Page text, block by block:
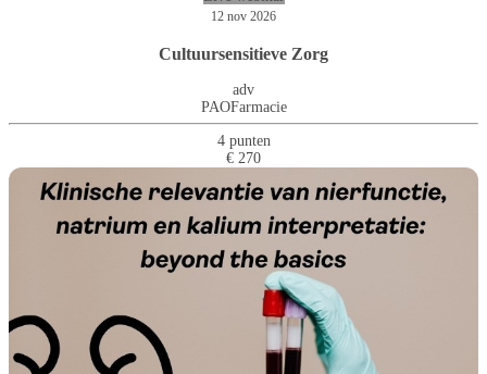
12 nov 2026
Cultuursensitieve Zorg
adv
PAOFarmacie
4 punten
€ 270